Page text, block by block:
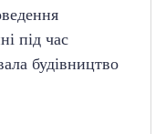
під час
будівництво